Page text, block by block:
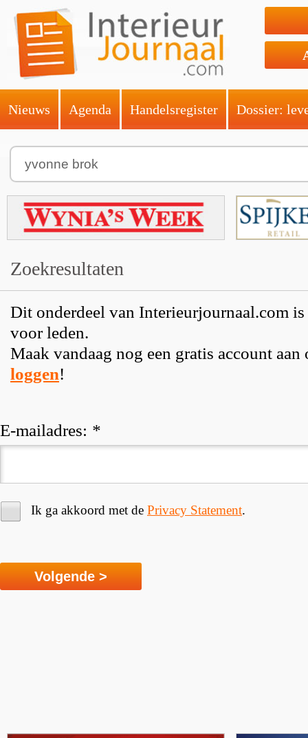
Nieuws Agenda Handelsregister Dossier:
Zoekresultaten
Dit onderdeel van Interieurjournaal.com
voor leden.
Maak vandaag nog een gratis account
loggen!
E-mailadres: *
Ik ga akkoord met de Privacy Statement.